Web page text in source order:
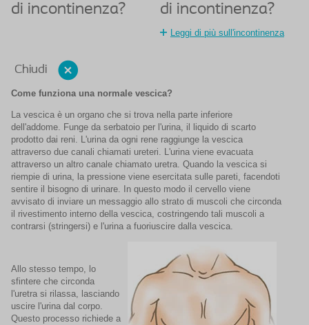
di incontinenza?
di incontinenza?
Leggi di più sull'incontinenza
Chiudi
Come funziona una normale vescica?
La vescica è un organo che si trova nella parte inferiore
dell'addome. Funge da serbatoio per l'urina, il liquido di scarto
prodotto dai reni. L'urina da ogni rene raggiunge la vescica
attraverso due canali chiamati ureteri. L'urina viene evacuata
attraverso un altro canale chiamato uretra. Quando la vescica si
riempie di urina, la pressione viene esercitata sulle pareti, facendoti
sentire il bisogno di urinare. In questo modo il cervello viene
avvisato di inviare un messaggio allo strato di muscoli che circonda
il rivestimento interno della vescica, costringendo tali muscoli a
contrarsi (stringersi) e l'urina a fuoriuscire dalla vescica.
Allo stesso tempo, lo
sfintere che circonda
l'uretra si rilassa, lasciando
uscire l'urina dal corpo.
Questo processo richiede a